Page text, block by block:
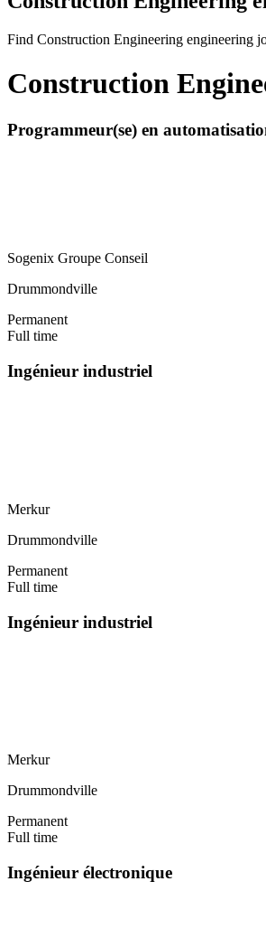
Find Construction Engineering engineering
Construction
Programmeur(se) en
Sogenix Groupe Conseil
Drummondville
Permanent
Full time
Ingénieur industriel
Merkur
Drummondville
Permanent
Full time
Ingénieur industriel
Merkur
Drummondville
Permanent
Full time
Ingénieur électronique